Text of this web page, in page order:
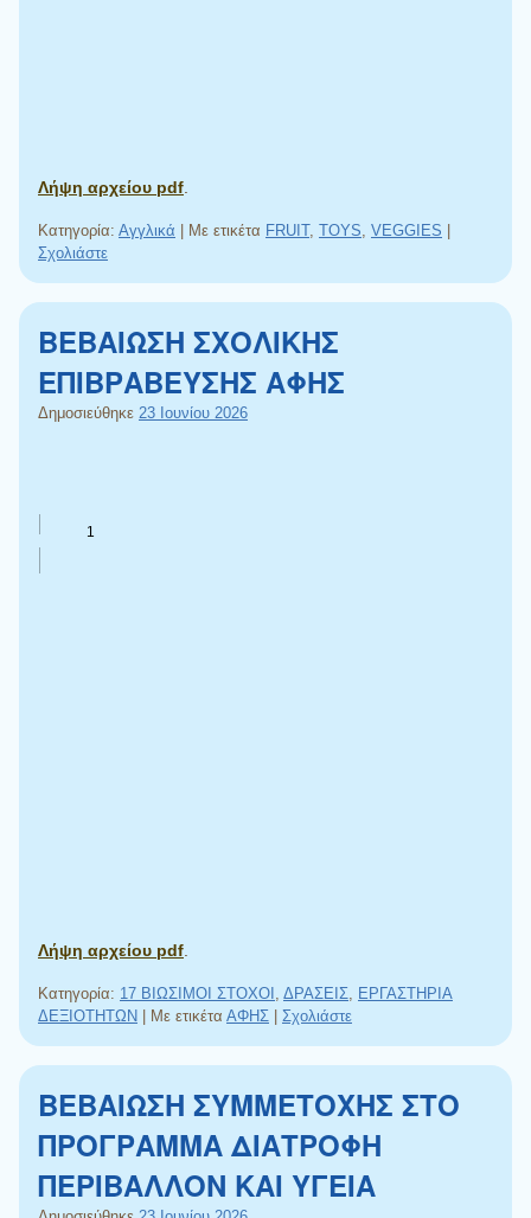
Λήψη αρχείου pdf
Κατηγορία: Αγγλικά Με ετικέτα FRUIT, TOYS VEGGIES
Σχολιάστε
ΒΕΒΑΙΩΣΗ ΣΧΟΛΙΚΗΣ
ΕΠΙΒΡΑΒΕΥΣΗΣ ΑΦΗΣ
Δημοσιεύθηκε 23 Ιουνίου 2026
Λήψη αρχείου pdf
Κατηγορία: 17 ΒΙΩΣΙΜΟΙ ΣΤΟΧΟΙ ΔΡΑΣΕΙΣ
ΕΡΓΑΣΤΗΡΙΑ
ΔΕΞΙΟΤΗΤΩΝ
Με ετικέτα ΑΦΗΣ Σχολιάστε
ΒΕΒΑΙΩΣΗ ΣΥΜΜΕΤΟΧΗΣ ΣΤΟ
ΠΡΟΓΡΑΜΜΑ ΔΙΑΤΡΟΦΗ
ΠΕΡΙΒΑΛΛΟΝ ΚΑΙ ΥΓΕΙΑ